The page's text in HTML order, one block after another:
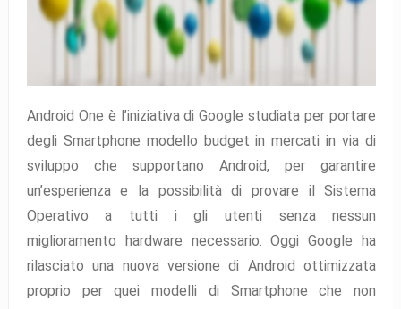
Android One è l’iniziativa di Google studiata per portare
degli Smartphone modello budget in mercati in via di
sviluppo che supportano Android, per garantire
un’esperienza e la possibilità di provare il Sistema
Operativo a tutti i gli utenti senza nessun
miglioramento hardware necessario. Oggi Google ha
rilasciato una nuova versione di Android ottimizzata
proprio per quei modelli di Smartphone che non